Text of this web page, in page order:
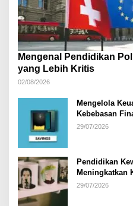
Mengenal Pendidikan
yang Lebih Kritis
02/08/2026
Mengelola
Kebebasan
29/07/2026
Pendidikan
Meningkatkan
Bernegara di…
29/07/2026